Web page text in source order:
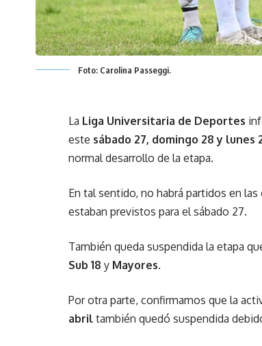
Foto: Carolina Passeggi.
La Liga Universitaria de Deportes
este sábado 27, domingo 28 y lunes
normal desarrollo de la etapa.
En tal sentido, no habrá partidos en las
estaban previstos para el sábado 27.
También queda suspendida la etapa
Sub 18 y Mayores.
Por otra parte, confirmamos que la
abril también quedó suspendida